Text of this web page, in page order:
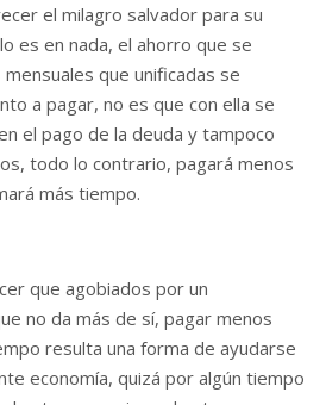
el milagro salvador para su
es en nada, el ahorro que se
que unificadas se
a pagar, no es que con ella se
el pago de la deuda y tampoco
todo lo contrario, pagará menos
más tiempo.
que agobiados por un
no da más de sí, pagar menos
resulta una forma de ayudarse
economía, quizá por algún tiempo